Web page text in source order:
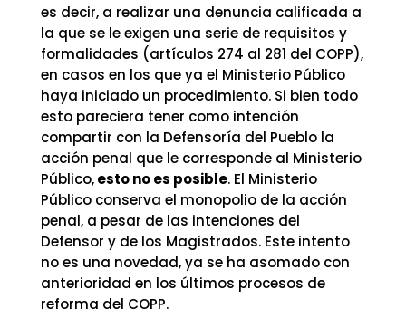
es decir, a realizar una denuncia calificada a
la que se le exigen una serie de requisitos y
formalidades (artículos 274 al 281 del COPP),
en casos en los que ya el Ministerio Público
haya iniciado un procedimiento. Si bien todo
esto pareciera tener como intención
compartir con la Defensoría del Pueblo la
acción penal que le corresponde al Ministerio
Público,esto no es posible. El Ministerio
Público conserva el monopolio de la acción
penal, a pesar de las intenciones del
Defensor y de los Magistrados. Este intento
no es una novedad, ya se ha asomado con
anterioridad en los últimos procesos de
reforma del COPP.